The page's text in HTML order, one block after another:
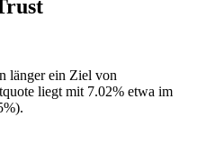
länger ein Ziel von
liegt mit 7.02% etwa im